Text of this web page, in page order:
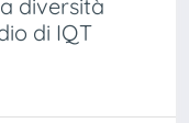
diversità
di IQT